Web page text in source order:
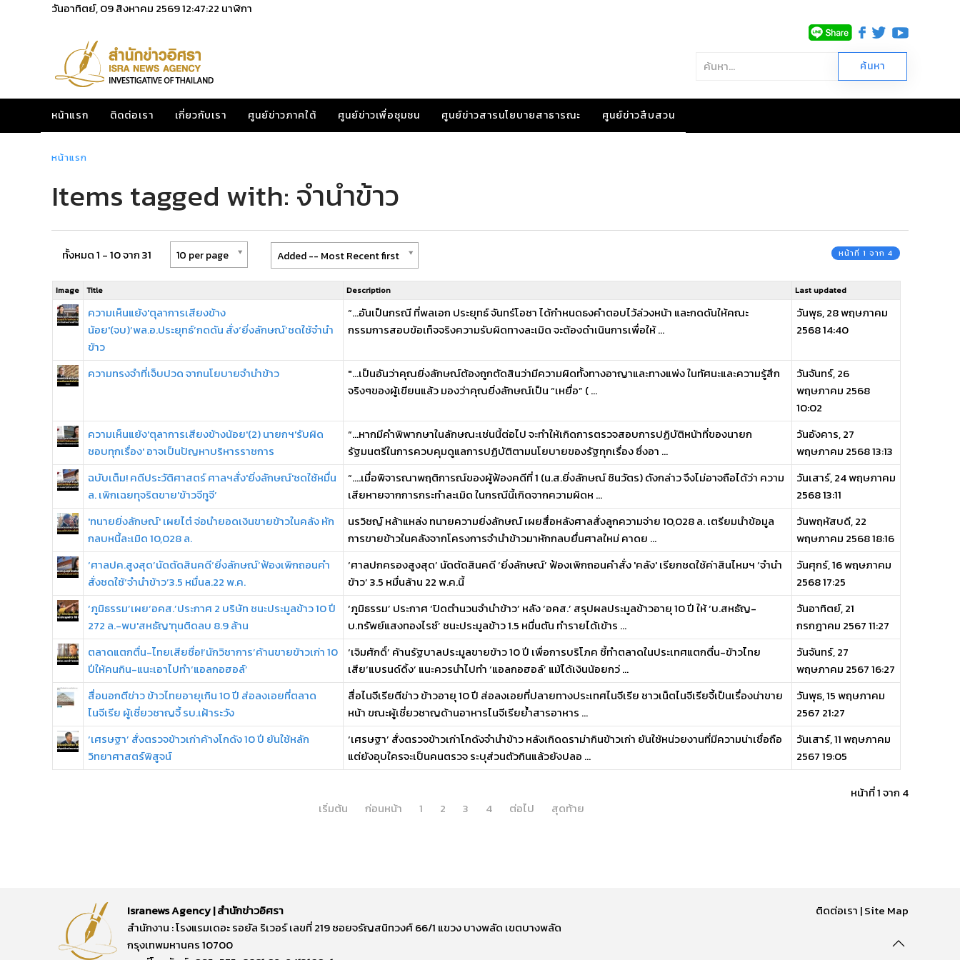
วันอาทิตย์, 09 สิงหาคม 256912:47:23 นาฬิกา
หน้าแรก ติดต่อเรา เกี่ยวกับเรา ศูนย์ข่าวภาคใต้ ศูนย์ข่าวเพื่อชุมชน ศูนย์ข่าวสารนโยบายสาธารณะ ศูนย์ข่าวสืบสวน
หน้าแรก
Items tagged with: จำนำข้าว
ทั้งหมด 1 - 10 จาก 31 10 per page Added -- Most Recent first หน้าที่ 1 จาก 4
Image Title Description Last updated
ความเห็นแย้ง'ตุลาการเสียงข้าง
น้อย'(จบ)‘พล.อ.ประยุทธ์’กดดัน สั่ง‘ยิ่งลักษณ์’ชดใช้จำนำ
ข้าว
“…อันเป็นกรณี ที่พลเอก ประยุทธ์ จันทร์โอชา ได้กำหนดธงคําตอบไว้ล่วงหน้า และกดดันให้คณะ
กรรมการสอบข้อเท็จจริงความรับผิดทางละเมิด จะต้องดำเนินการเพื่อให้ ...
วันพุธ, 28 พฤษภาคม
2568 14:40
ความทรงจำที่เจ็บปวด จากนโยบายจำนำข้าว
"...เป็นอันว่าคุณยิ่งลักษณ์ต้องถูกตัดสินว่ามีความผิดทั้งทางอาญาและทางแพ่ง ในทัศนะและความรู้สึก
จริงๆของผู้เขียนแล้ว มองว่าคุณยิ่งลักษณ์เป็น “เหยื่อ” ( ...
วันจันทร์, 26
พฤษภาคม 2568
10:02
ความเห็นแย้ง'ตุลาการเสียงข้างน้อย'(2) นายกฯ'รับผิด
ชอบทุกเรื่อง' อาจเป็นปัญหาบริหารราชการ
“...หากมีคําพิพากษาในลักษณะเช่นนี้ต่อไป จะทำให้เกิดการตรวจสอบการปฏิบัติหน้าที่ของนายก
รัฐมนตรีในการควบคุมดูแลการปฏิบัติตามนโยบายของรัฐทุกเรื่อง ซึ่งอา ...
วันอังคาร, 27
พฤษภาคม 2568 13:13
ฉบับเต็ม! คดีประวัติศาสตร์ ศาลฯสั่ง'ยิ่งลักษณ์'ชดใช้หมื่น
ล. เพิกเฉยทุจริตขาย'ข้าวจีทูจี’
“….เมื่อพิจารณาพฤติการณ์ของผู้ฟ้องคดีที่ 1 (น.ส.ยิ่งลักษณ์ ชินวัตร) ดังกล่าว จึงไม่อาจถือได้ว่า ความ
เสียหายจากการกระทำละเมิด ในกรณีนี้เกิดจากความผิดห ...
วันเสาร์, 24 พฤษภาคม
2568 13:11
'ทนายยิ่งลักษณ์' เผยไต๋ จ่อนำยอดเงินขายข้าวในคลัง หัก
กลบหนี้ละเมิด 10,028 ล.
นรวิชญ์ หล้าแหล่ง ทนายความยิ่งลักษณ์ เผยสื่อหลังศาลสั่งลูกความจ่าย 10,028 ล. เตรียมนำข้อมูล
การขายข้าวในคลังจากโครงการจำนำข้าวมาหักกลบยื่นศาลใหม่ คาดย ...
วันพฤหัสบดี, 22
พฤษภาคม 2568 18:16
‘ศาลปค.สูงสุด’นัดตัดสินคดี‘ยิ่งลักษณ์’ฟ้องเพิกถอนคำ
สั่งชดใช้‘จำนำข้าว’3.5 หมื่นล.22 พ.ค.
‘ศาลปกครองสูงสุด’ นัดตัดสินคดี ‘ยิ่งลักษณ์’ ฟ้องเพิกถอนคำสั่ง 'คลัง' เรียกชดใช้ค่าสินไหมฯ ‘จำนำ
ข้าว’ 3.5 หมื่นล้าน 22 พ.ค.นี้
วันศุกร์, 16 พฤษภาคม
2568 17:25
‘ภูมิธรรม’เผย‘อคส.’ประกาศ 2 บริษัท ชนะประมูลข้าว 10 ปี
272 ล.-พบ'สหธัญ'ทุนติดลบ 8.9 ล้าน
‘ภูมิธรรม’ ประกาศ ‘ปิดตำนวนจำนำข้าว’ หลัง ‘อคส.’ สรุปผลประมูลข้าวอายุ 10 ปี ให้ ‘บ.สหธัญ-
บ.ทรัพย์แสงทองไรซ์’ ชนะประมูลข้าว 1.5 หมื่นตัน ทำรายได้เข้าร ...
วันอาทิตย์, 21
กรกฎาคม 2567 11:27
ตลาดแตกตื่น-ไทยเสียชื่อ!‘นักวิชาการ’ค้านขายข้าวเก่า 10
ปีให้คนกิน-แนะเอาไปทำ‘แอลกอฮอล์’
‘เจิมศักดิ์’ ค้านรัฐบาลประมูลขายข้าว 10 ปี เพื่อการบริโภค ชี้ทำตลาดในประเทศแตกตื่น-ข้าวไทย
เสีย‘แบรนด์ดิ้ง’ แนะควรนำไปทำ ‘แอลกอฮอล์’ แม้ได้เงินน้อยกว่ ...
วันจันทร์, 27
พฤษภาคม 2567 16:27
สื่อนอกตีข่าว ข้าวไทยอายุเกิน 10 ปี ส่อลงเอยที่ตลาด
ไนจีเรีย ผู้เชี่ยวชาญจี้ รบ.เฝ้าระวัง
สื่อไนจีเรียตีข่าว ข้าวอายุ 10 ปี ส่อลงเอยที่ปลายทางประเทศไนจีเรีย ชาวเน็ตไนจีเรียจี้เป็นเรื่องน่าขาย
หน้า ขณะผู้เชี่ยวชาญด้านอาหารไนจีเรียย้ำสารอาหาร ...
วันพุธ, 15 พฤษภาคม
2567 21:27
‘เศรษฐา’ สั่งตรวจข้าวเก่าค้างโกดัง 10 ปี ยันใช้หลัก
วิทยาศาสตร์พิสูจน์
‘เศรษฐา’ สั่งตรวจข้าวเก่าโกดังจำนำข้าว หลังเกิดดราม่ากินข้าวเก่า ยันใช้หน่วยงานที่มีความน่าเชื่อถือ
แต่ยังอุบใครจะเป็นคนตรวจ ระบุส่วนตัวกินแล้วยังปลอ ...
วันเสาร์, 11 พฤษภาคม
2567 19:05
หน้าที่ 1 จาก 4
เริ่มต้น
ก่อนหน้า 1 2 3 4 ต่อไป สุดท้าย
Isranews Agency | สำนักข่าวอิศรา
สำนักงาน : โรงแรมเดอะ รอยัล ริเวอร์ เลขที่ 219 ซอยจรัญสนิทวงศ์ 66/1 แขวง บางพลัด เขตบางพลัด
กรุงเทพมหานคร 10700
ติดต่อเรา |Site Map